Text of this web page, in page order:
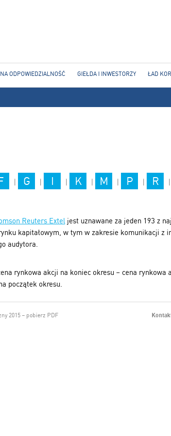
| G | I | K | M | P | R |
Reuters Extel jest uznawane za jeden 193 z
kapitałowym, w tym w zakresie komunikacji z
audytora.
rynkowa akcji na koniec okresu – cena rynkowa
początek okresu.
ODPOWIEDZIALNOŚĆ GIEŁDA I INWESTORZY ŁAD
2015 – pobierz PDF